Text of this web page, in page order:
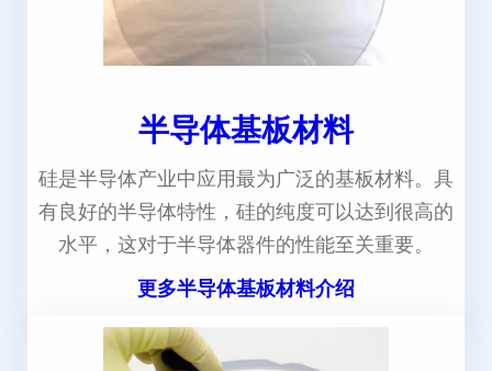
半导体基板材料
硅是半导体产业中应用最为广泛的基板材料。具
有良好的半导体特性，硅的纯度可以达到很高的
水平，这对于半导体器件的性能至关重要。
更多半导体基板材料介绍